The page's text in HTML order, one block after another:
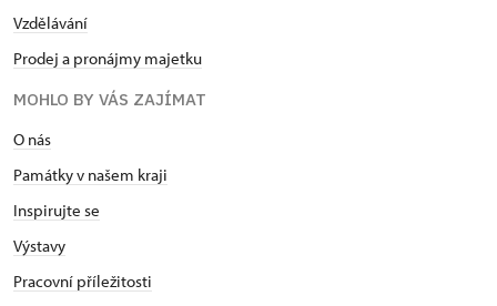
Vzdělávání
Prodej a pronájmy majetku
MOHLO BY VÁS ZAJÍMAT
O nás
Památky v našem kraji
Inspirujte se
Výstavy
Pracovní příležitosti